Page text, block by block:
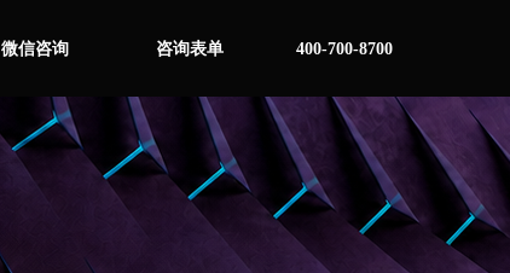
微信咨询 咨询表单 400-700-8700